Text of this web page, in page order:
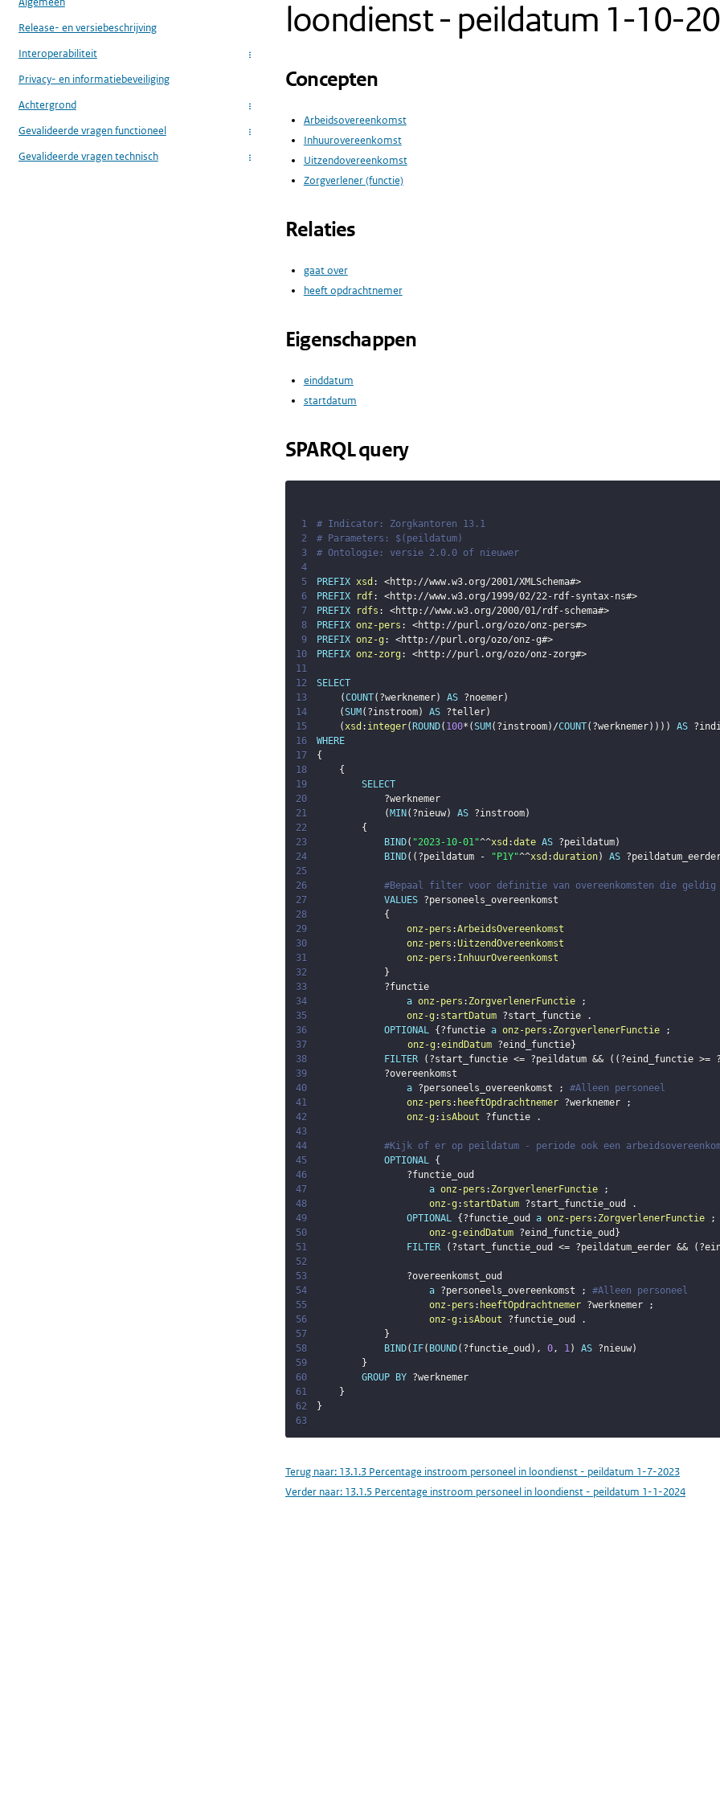
Release- en versiebeschrijving
Interoperabiliteit
...
Privacy- en informatiebeveiliging
Achtergrond
...
Gevalideerde vragen functioneel ...
Gevalideerde vragen technisch ...
loondienst - peildatum 1-10-
Concepten
Arbeidsovereenkomst
Inhuurovereenkomst
Uitzendovereenkomst
Zorgverlener (functie)
Relaties
gaat over
heeft opdrachtnemer
Eigenschappen
einddatum
startdatum
SPARQL query
1
# Indicator: Zorgkantoren 13.1
2
# Parameters: $(peildatum)
3
# Ontologie: versie 2.0.0 of nieuwer
4
5
PREFIX xsd : <http://www.w3.org/2001/XMLSchema#>
6
PREFIX rdf: <http://www.w3.org/1999/02/22-rdf-syntax-ns#>
7
PREFIX rdfs : <http://www.w3.org/2000/01/rdf-schema#>
8
PREFIX onz-pers : <http://purl.org/ozo/onz-pers#>
9
PREFIX onz-g : <http://purl.org/ozo/onz-g#>
10
PREFIX onz-zorg : <http://purl.org/ozo/onz-zorg#>
11
12
SELECT
13
(COUNT( ?werknemer) AS ?noemer)
14
(SUM ( ?instroom) AS ?teller)
15
(xsd : integer( ROUND( 100* (SUM ( ?instroom) /COUNT( ?werknemer) ) ) ) AS
16
WHERE
17
{
18
{
19
SELECT
20
?werknemer
21
( MIN ( ?nieuw) AS ?instroom)
22
{
23
BIND( "2023-10-01"^^xsd :date AS ?peildatum)
24
BIND( ( ?peildatum - "P1Y"^^xsd :duration) AS
25
26
#Bepaal filter voor definitie van overeenkomsten die geldig
27
VALUES ?personeels_overeenkomst
28
{
29
onz-pers :ArbeidsOvereenkomst
30
onz-pers :UitzendOvereenkomst
31
onz-pers : InhuurOvereenkomst
32
}
33
?functie
34
a onz-pers : ZorgverlenerFunctie
;
35
onz-g : startDatum ?start_functie
.
36
OPTIONAL { ?functie a onz-pers : ZorgverlenerFunctie
;
37
onz-g :eindDatum ?eind_functie}
38
FILTER ( ?start_functie <= ?peildatum && ( ( ?eind_functie >=
39
?overeenkomst
40
a ?personeels_overeenkomst ;
#Alleen personeel
41
onz-pers : heeftOpdrachtnemer ?werknemer
;
42
onz-g : isAbout ?functie
.
43
44
#Kijk of er op peildatum - periode ook een
45
OPTIONAL {
46
?functie_oud
47
a onz-pers : ZorgverlenerFunctie
;
48
onz-g : startDatum ?start_functie_oud
.
49
OPTIONAL { ?functie_oud a onz-pers : ZorgverlenerFunctie
;
50
onz-g :eindDatum ?eind_functie_oud }
51
FILTER ( ?start_functie_oud <= ?peildatum_eerder && (
52
53
?overeenkomst_oud
54
a ?personeels_overeenkomst ;
#Alleen personeel
55
onz-pers : heeftOpdrachtnemer ?werknemer
;
56
onz-g : isAbout ?functie_oud
.
57
}
58
BIND( IF( BOUND( ?functie_oud ) , 0, 1) AS ?nieuw)
59
}
60
GROUP BY ?werknemer
61
}
62
}
63
Terug naar: 13.1.3 Percentage instroom personeel in loondienst - peildatum 1-7-2023
Verder naar: 13.1.5 Percentage instroom personeel in loondienst - peildatum 1-1-2024